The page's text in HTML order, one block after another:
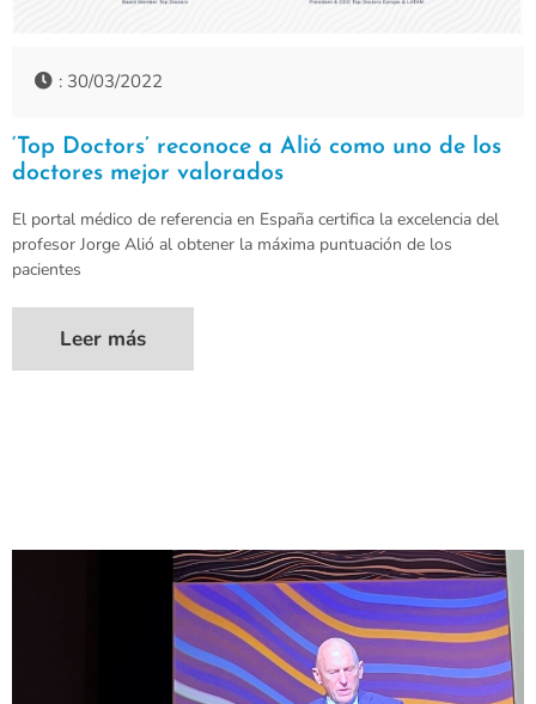
: 30/03/2022
‘Top Doctors’ reconoce a Alió como uno de los
doctores mejor valorados
El portal médico de referencia en España certifica la excelencia del
profesor Jorge Alió al obtener la máxima puntuación de los
pacientes
Leer más